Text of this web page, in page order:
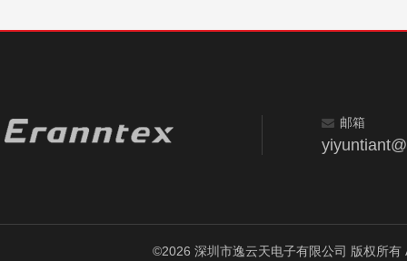
邮箱
©2026 深圳市逸云天电子有限公司 版权所有